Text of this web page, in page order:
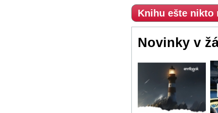
Knihu ešte nikto
Novinky v